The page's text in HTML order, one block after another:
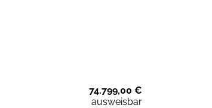
74.799,00 €
ausweisbar